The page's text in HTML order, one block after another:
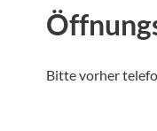
Bitte vorher